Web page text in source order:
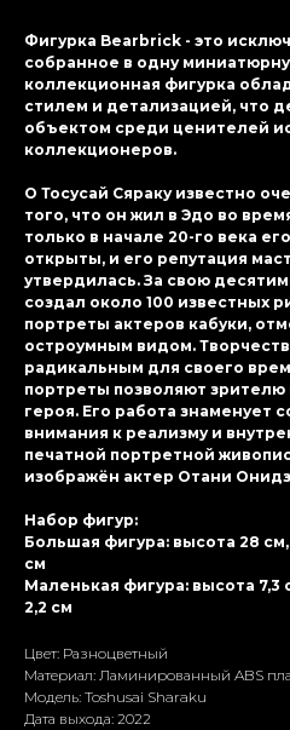
Фигурка Bearbrick - это
собранное в одну
коллекционная фигурка
стилем и детализацией, что
объектом среди ценителей
коллекционеров.
О Тосусай Сяраку известно
того, что он жил в Эдо во
только в начале 20-го века
открыты, и его репутация
утвердилась. За свою
создал около 100 известных
портреты актеров кабуки,
остроумным видом.
радикальным для своего
портреты позволяют зрителю
героя. Его работа знаменует
внимания к реализму и
печатной портретной
изображён актер Отани
Набор фигур:
Большая фигура: высота 28
см
Маленькая фигура: высота 7,3
2,2 см
Цвет: Разноцветный
Материал: Ламиниpoванный ABS
Модель: Toshusai Sharaku
Дата выхода: 2022